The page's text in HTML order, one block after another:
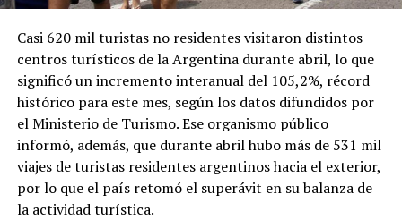
Casi 620 mil turistas no residentes visitaron distintos
centros turísticos de la Argentina durante abril, lo que
significó un incremento interanual del 105,2%, récord
histórico para este mes, según los datos difundidos por
el Ministerio de Turismo. Ese organismo público
informó, además, que durante abril hubo más de 531 mil
viajes de turistas residentes argentinos hacia el exterior,
por lo que el país retomó el superávit en su balanza de
la actividad turística.